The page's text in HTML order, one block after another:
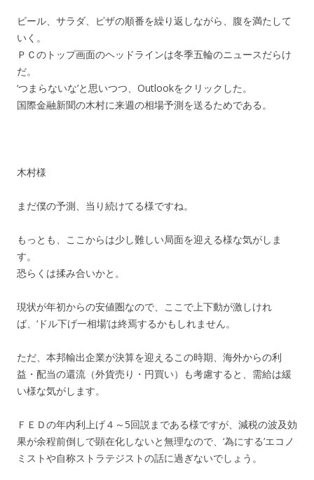
ビール、サラダ、ピザの順番を繰り返しながら、腹を満たして
いく。
ＰＣのトップ画面のヘッドラインは冬季五輪のニュースだらけ
だ。
‘つまらないな’と思いつつ、Outlookをクリックした。
国際金融新聞の木村に来週の相場予測を送るためである。
木村様
まだ僕の予測、当り続けてる様ですね。
もっとも、ここからは少し難しい局面を迎える様な気がしま
す。
恐らくは揉み合いかと。
現状が年初からの安値圏なので、ここで上下動が激しけれ
ば、‘ドル下げ一相場’は終焉するかもしれません。
ただ、本邦輸出企業が決算を迎えるこの時期、海外からの利
益・配当の還流（外貨売り・円買い）も考慮すると、需給は緩
い様な気がします。
ＦＥＤの年内利上げ４～5回説まである様ですが、減税の波及効
果が余程前倒しで顕在化しないと無理なので、‘為にする’エコノ
ミストや自称ストラテジストの話に過ぎないでしょう。